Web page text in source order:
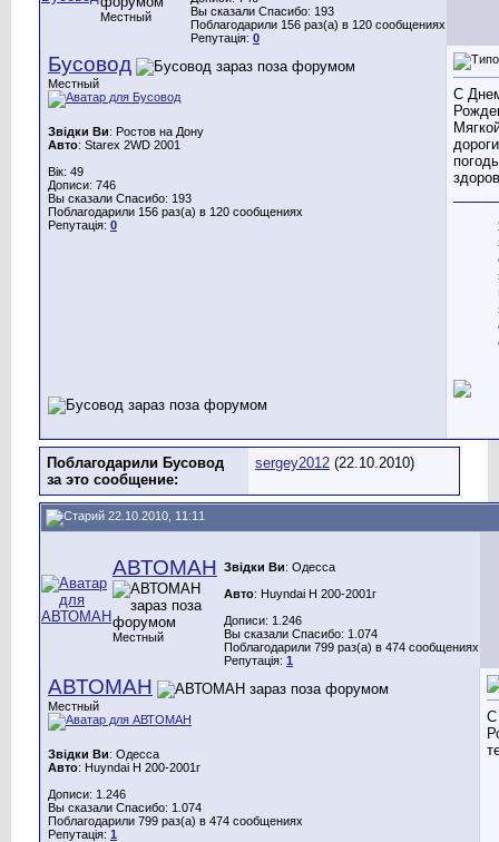
Местный
Вы сказали Спасибо: 193
Поблагодарили 156 раз(а) в 120 сообщениях
Репутація: 0
Бусовод
Местный
Звідки Ви: Ростов на Дону
Авто: Starex 2WD 2001
Вік: 49
Дописи: 746
Вы сказали Спасибо: 193
Поблагодарили 156 раз(а) в 120 сообщениях
Репутація: 0
С
Поблагодарили Бусовод
за это сообщение:
sergey2012 (22.10.2010)
22.10.2010, 11:11
АВТОМАН
Местный
Звідки Ви: Одесса
Авто: Huyndai H 200-2001г
Дописи: 1.246
Вы сказали Спасибо: 1.074
Поблагодарили 799 раз(а) в 474 сообщениях
Репутація: 1
АВТОМАН
Местный
Звідки Ви: Одесса
Авто: Huyndai H 200-2001г
Дописи: 1.246
Вы сказали Спасибо: 1.074
Поблагодарили 799 раз(а) в 474 сообщениях
Репутація: 1
С